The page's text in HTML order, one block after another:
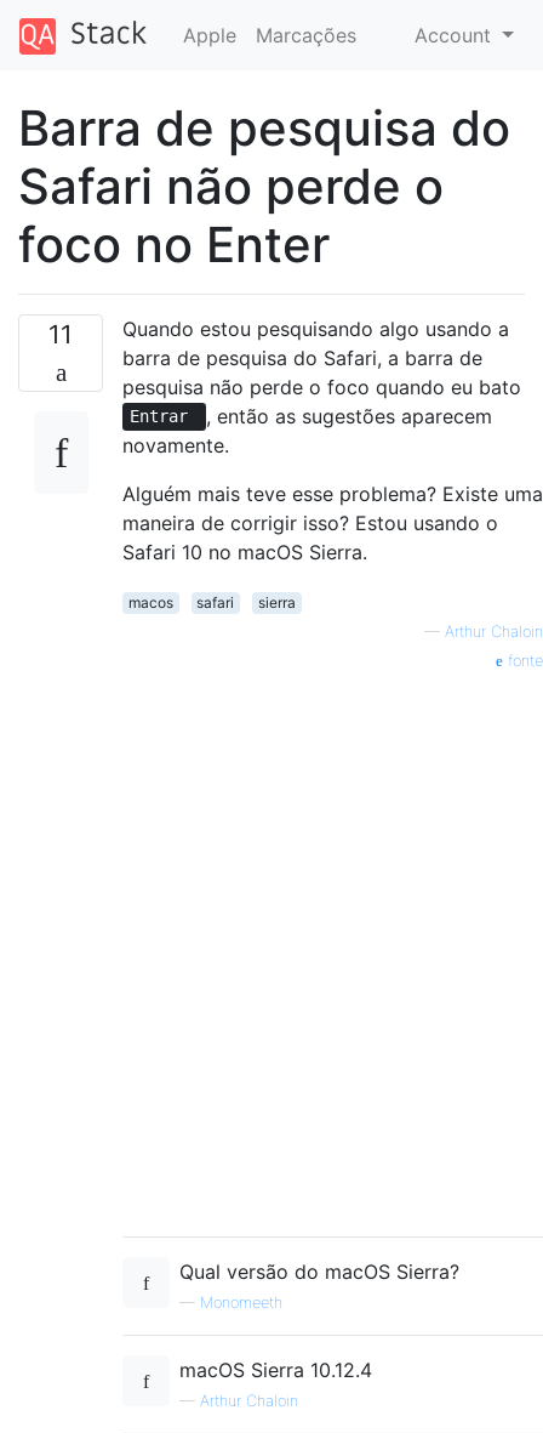
Apple Marcações Account
Barra de pesquisa do
Safari não perde o
foco no Enter
11
Quando estou pesquisando algo usando a
barra de pesquisa do Safari, a barra de
pesquisa não perde o foco quando eu bato
Entrar
, então as sugestões aparecem
novamente.
Alguém mais teve esse problema? Existe uma
maneira de corrigir isso? Estou usando o
Safari 10 no macOS Sierra.
macos safari
sierra
— Arthur Chaloin
fonte
Qual versão do macOS Sierra?
— Monomeeth
macOS Sierra 10.12.4
— Arthur Chaloin